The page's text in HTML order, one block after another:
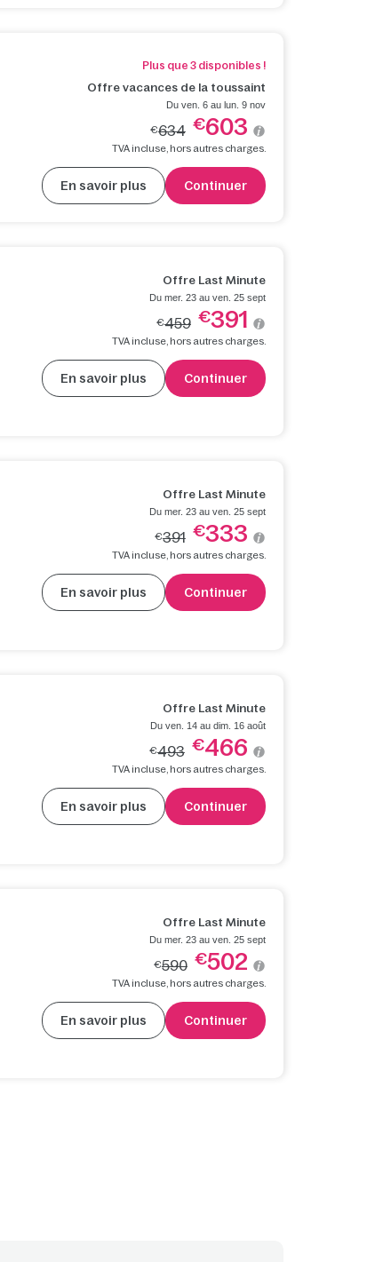
Plus que 3 disponibles !
Offre vacances de la toussaint
Du ven. 6 au lun. 9 nov
€634 €603
TVA incluse, hors autres charges.
En savoir plus Continuer
Offre Last Minute
Du mer. 23 au ven. 25 sept
€459 €391
TVA incluse, hors autres charges.
En savoir plus Continuer
Offre Last Minute
Du mer. 23 au ven. 25 sept
€391 €333
TVA incluse, hors autres charges.
En savoir plus Continuer
Offre Last Minute
Du ven. 14 au dim. 16 août
€493 €466
TVA incluse, hors autres charges.
En savoir plus Continuer
Offre Last Minute
Du mer. 23 au ven. 25 sept
€590 €502
TVA incluse, hors autres charges.
En savoir plus Continuer